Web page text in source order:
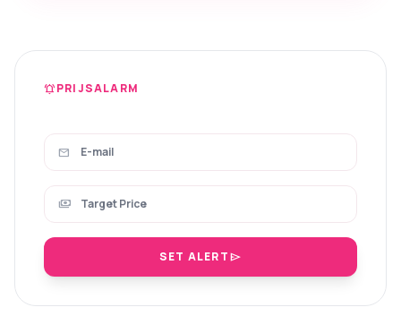
notifications_activePRIJSALARM
mail
payments
SET ALERTsend